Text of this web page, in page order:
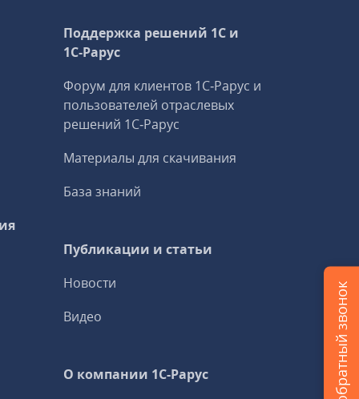
Поддержка решений 1С и
1С‑Рарус
Форум для клиентов 1С‑Рарус и
пользователей отраслевых
решений 1С‑Рарус
Материалы для скачивания
База знаний
Публикации и статьи
Новости
Видео
О компании 1C-Рарус